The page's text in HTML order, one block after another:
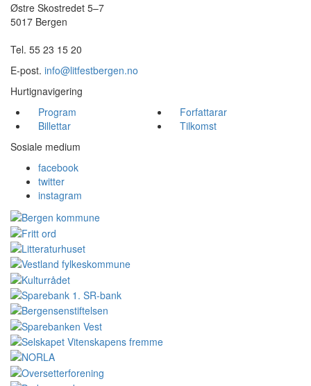
Østre Skostredet 5–7
5017 Bergen
Tel. 55 23 15 20
E-post. info@litfestbergen.no
Hurtignavigering
Program
Forfattarar
Billettar
Tilkomst
Sosiale medium
facebook
twitter
instagram